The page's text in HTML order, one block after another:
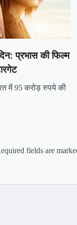
प्रभास की फिल्म
में 95 करोड़ रुपये की
fields are